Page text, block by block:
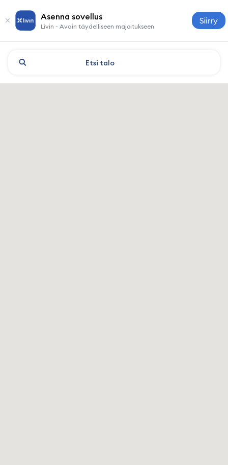
Asenna sovellus
Livin - Avain täydelliseen majoitukseen
Siirry
Etsi talo
Shanghai: hotellit ja majoitus